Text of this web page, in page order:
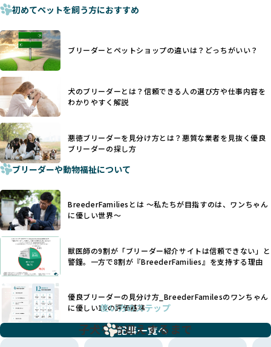
少なくなく、消費者にとって選択の判断が難しい現状があり
さらに、書類審査のみで掲載が許可されるサイトが多く、実
際の飼育環境やブリーダーの姿勢が見えにくい点も課題で
す。こうしたサイトでは、ブリーダーが記載する情報が主で
あり、実際の現場や日々のケアの状況がわからないため、営
利優先の「悪徳ブリーダー」が含まれるリスクが高まりま
す。
BreederFamiliesでは、ワンちゃんを大切にする「優良ブリ
ーダー」のみを紹介するために、法令を超えた独自の基準を
設け、ブリーダーの理念や飼育環境の厳格なチェックを行っ
ています。
一部の営利優先のブリーディングでは、母犬の出産負担を考
えずに大量繁殖が行われ、親犬が心身ともに疲弊するケース
が見られます。さらに、コストカットのために食事を減らし
たり、栄養のない食事を与える、適切な健康管理が行われな
いなど、ワンちゃんの健康と福祉が犠牲にされることも少な
くありません。
また、健康リスクが予測しづらいミックス犬の繁殖や、愛情
が行き届かない多頭飼育等も問題です。これらのブリーディ
ング手法は、ワンちゃんの福祉を無視し、利益のみを追求す
るブリーダーによるものが多く、消費者にとっても深刻な課
題となっています。
BreederFamiliesでは、こうしたワンちゃんに優しくないブ
リーディングをなくすため、すべてのワンちゃんを家族のよ
うに大切に飼育・繁殖を行っている「優良ブリーダー」のみ
手段でもあるため、切断されることで他の犬や人間との意思
ヨーロッパ諸国ではこうした処置が禁止されている一方で、
日本ではいまだ行われる場合があります。
優良ブリーダーは動物福祉を優先し、ワンちゃんの自然な姿
を大切にするため断尾・断耳を行いません。
一方、営利優先ブリーダーでは「見た目が良く売れやすい」
ことを理由に断尾や断耳を行うことがあり、中には麻酔なし
で処置するケースも見受けられます。
「耳やしっぽを切らない」詳細はこちら
犬種ごとに異なる健康リスクや育て方のポイントを理解し、
適切に対応するためには、深い知識と豊富な経験が欠かせま
せん。現在、犬種は200種類以上あり、それぞれに特有の健康
たとえば、パグは呼吸器系のトラブルを抱えやすく、ラブラ
ドール・レトリバーには股関節形成不全への注意が必要で
す。このような犬種ごとの違いを熟知し、適切なケアを提供
できるかどうかは、ブリーダーの専門性に大きく関わりま
す。
優良ブリーダーは、少数の犬種（一般的に3種以内）に絞って
繁殖を行い、各犬種の特徴を熟知しています。これにより、
犬種ごとの健康管理や繁殖において質の高いケアを提供する
ことが可能です。
一方、営利優先ブリーダーは流行や需要に応じて扱う犬種を
増やす傾向があり、犬種ごとに異なる健康問題や適切な育成
環境を十分に考慮しない場合があります。こうしたブリーダ
初めてペットを飼う方におすすめ
ブリーダーとペットショップの違いは？どっちがいい？
犬のブリーダーとは？信頼できる人の選び方や仕事内容を
わかりやすく解説
悪徳ブリーダーを見分け方とは？悪質な業者を見抜く優良
ブリーダーの探し方
ブリーダーや動物福祉について
BreederFamiliesとは 〜私たちが目指すのは、ワンちゃん
に優しい世界〜
獣医師の9割が「ブリーダー紹介サイトは信頼できない」と
警鐘。一方で8割が『BreederFamilies』を支持する理由
優良ブリーダーの見分け方_BreederFamilesのワンちゃん
に優しい18の評価基準
記事一覧へ
使い方のステップ
子犬をお迎えするまで